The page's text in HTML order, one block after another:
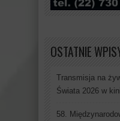
OSTATNIE
Transmisja na
Świata 2026 w
58.